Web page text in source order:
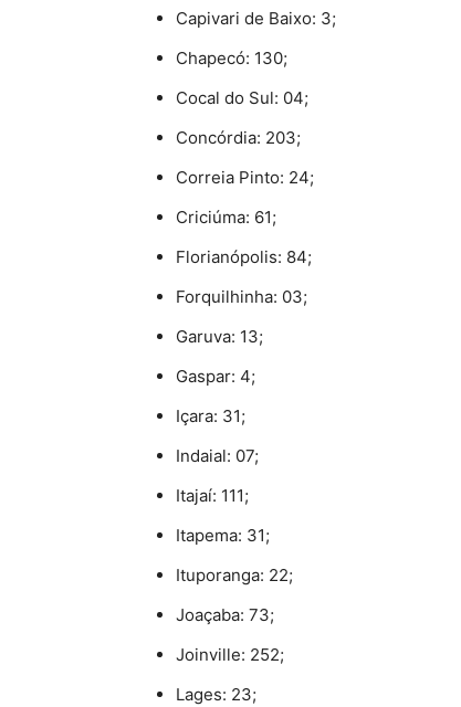
Capivari de Baixo: 3;
Chapecó: 130;
Cocal do Sul: 04;
Concórdia: 203;
Correia Pinto: 24;
Criciúma: 61;
Florianópolis: 84;
Forquilhinha: 03;
Garuva: 13;
Gaspar: 4;
Içara: 31;
Indaial: 07;
Itajaí: 111;
Itapema: 31;
Ituporanga: 22;
Joaçaba: 73;
Joinville: 252;
Lages: 23;